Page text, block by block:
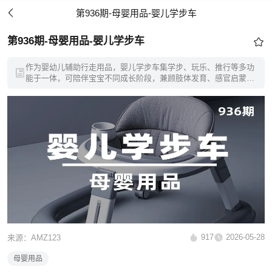
第936期-母婴用品-婴儿学步车
第936期-母婴用品-婴儿学步车
作为婴幼儿辅助行走用品，婴儿学步车集学步、玩乐、推行等多功
能于一体，可陪伴宝宝不同成长阶段，兼顾肢体发育、感官启蒙与
来源：AMZ123 917 2026-05-28
母婴用品